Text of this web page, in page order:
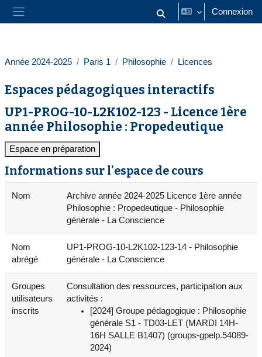
Passer au contenu principal
Panneau latéral Activer/désactiver la saisie
Connexion
Année 2024-2025 Paris 1 Philosophie Licences
Espaces pédagogiques interactifs
UP1-PROG-10-L2K102-123 - Licence 1ère
année Philosophie : Propedeutique
Espace en préparation
Informations sur l'espace de cours
Nom
Archive année 2024-2025 Licence 1ère année
Philosophie : Propedeutique - Philosophie
générale - La Conscience
Nom
abrégé
UP1-PROG-10-L2K102-123-14 - Philosophie
générale - La Conscience
Groupes
utilisateurs
inscrits
Consultation des ressources, participation aux
activités :
[2024] Groupe pédagogique : Philosophie
générale S1 - TD03-LET (MARDI 14H-
16H SALLE B1407) (groups-gpelp.54089-
2024)